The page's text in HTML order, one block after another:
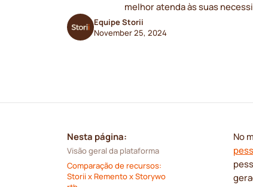
melhor atenda às suas
Equipe Storii
November 25, 2024
Nesta página:
Visão geral da plataforma
Comparação de recursos:
Storii x Remento x Storywo
No